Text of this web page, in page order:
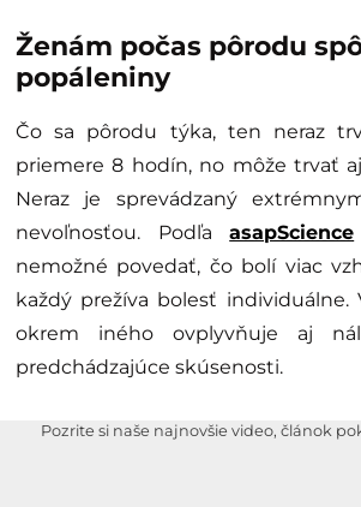
Ženám počas pôrodu
popáleniny
Čo sa pôrodu týka, ten neraz
priemere 8 hodín, no môže trvať
Neraz je sprevádzaný
nevoľnosťou. PodľaasapScience
nemožné povedať, čo bolí viac
každý prežíva bolesť individuálne.
okrem iného ovplyvňuje aj
predchádzajúce skúsenosti.
Pozrite si naše najnovšie video, článok